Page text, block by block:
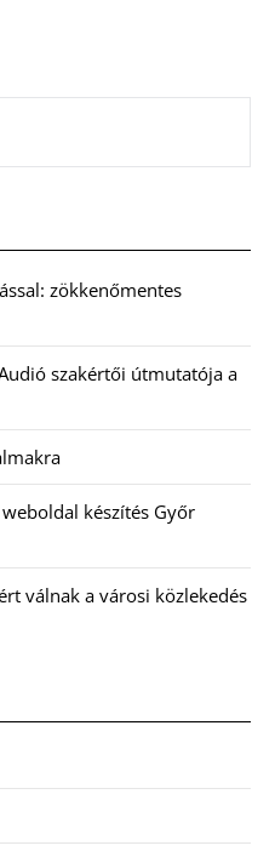
zökkenőmentes
szakértői útmutatója a
készítés Győr
válnak a városi közlekedés